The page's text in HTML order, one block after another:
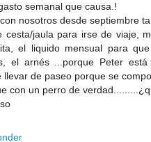
semanal que causa.!
nosotros desde septiembre
cesta/jaula para irse de viaje,
el liquido mensual para
el arnés ...porque Peter
llevar de paseo porque se
con un perro de